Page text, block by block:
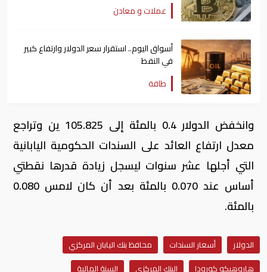
عملات و معادن
أسواق اليوم.. استقرار سعر الدولار وارتفاع كبير
في النفط
طاقة
وانخفض الدولار 0.4 بالمئة إلى 105.825 ين وتراجع
معدل ارتفاع العائد على السندات الحكومية اليابانية
التي أجلها عشر سنوات ليسجل زيادة قدرها نقطتي
أساس عند 0.070 بالمئة بعد أن كان لامس 0.080
بالمئة.
الدولار أسعار السندات
محافظ بنك اليابان المركزي
هاروهيكو كورودا
البنك المركزي السنة المالية